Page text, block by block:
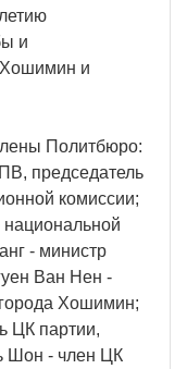
и
Хошимин и
Политбюро:
председатель
комиссии;
- министр
Ван Нен -
города Хошимин;
ЦК партии,
Шон - член ЦК